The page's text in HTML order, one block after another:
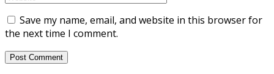
Save my name, email, and website in this browser for
the next time I comment.